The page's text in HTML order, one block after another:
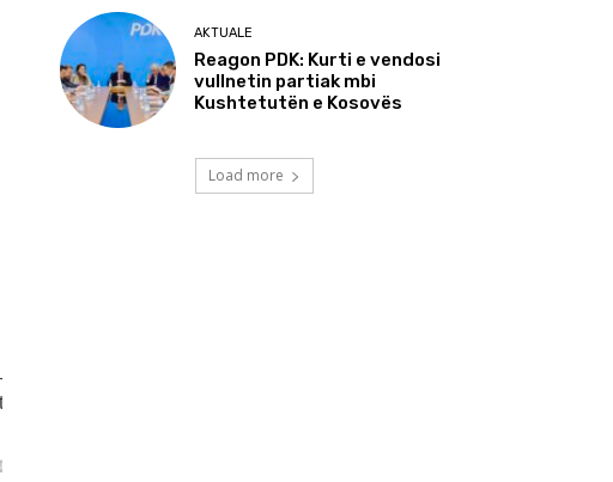
AKTUALE
Reagon PDK: Kurti e vendosi
vullnetin partiak mbi
Kushtetutën e Kosovës
Load more